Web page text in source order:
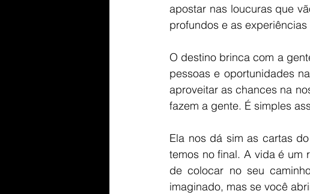
apostar nas loucuras que
profundos e as
O destino brinca com a
pessoas e oportunidades
aproveitar as chances na
fazem a gente. É simples
Ela nos dá sim as cartas
temos no final. A vida é um
de colocar no seu
imaginado, mas se você